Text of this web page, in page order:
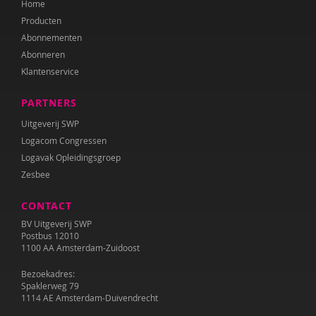
Annet Weterings
Iris Wierdsma
Merel van der Wouden
Home
Producten
Abonnementen
Abonneren
Klantenservice
PARTNERS
Uitgeverij SWP
Logacom Congressen
Logavak Opleidingsgroep
Zesbee
CONTACT
BV Uitgeverij SWP
Postbus 12010
1100 AA Amsterdam-Zuidoost
Bezoekadres:
Spaklerweg 79
1114 AE Amsterdam-Duivendrecht